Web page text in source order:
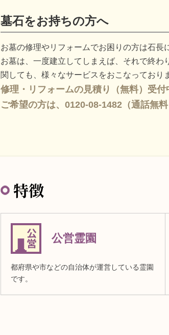
墓石をお持ちの方へ
お墓の修理やリフォームでお困りの方は石長
お墓は、一度建立してしまえば、それで終
関しても、様々なサービスをおこなっており
修理・リフォームの見積り（無料）受付
ご希望の方は、0120-08-1482（通話無料
特徴
公営霊園
都府県や市などの自治体が運営している霊園
です。